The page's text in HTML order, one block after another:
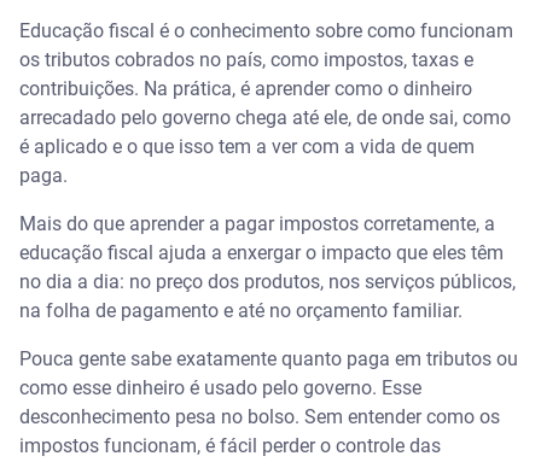
Educação fiscal é o conhecimento sobre como funcionam
os tributos cobrados no país, como impostos, taxas e
contribuições. Na prática, é aprender como o dinheiro
arrecadado pelo governo chega até ele, de onde sai, como
é aplicado e o que isso tem a ver com a vida de quem
paga.
Mais do que aprender a pagar impostos corretamente, a
educação fiscal ajuda a enxergar o impacto que eles têm
no dia a dia: no preço dos produtos, nos serviços públicos,
na folha de pagamento e até no orçamento familiar.
Pouca gente sabe exatamente quanto paga em tributos ou
como esse dinheiro é usado pelo governo. Esse
desconhecimento pesa no bolso. Sem entender como os
impostos funcionam, é fácil perder o controle das